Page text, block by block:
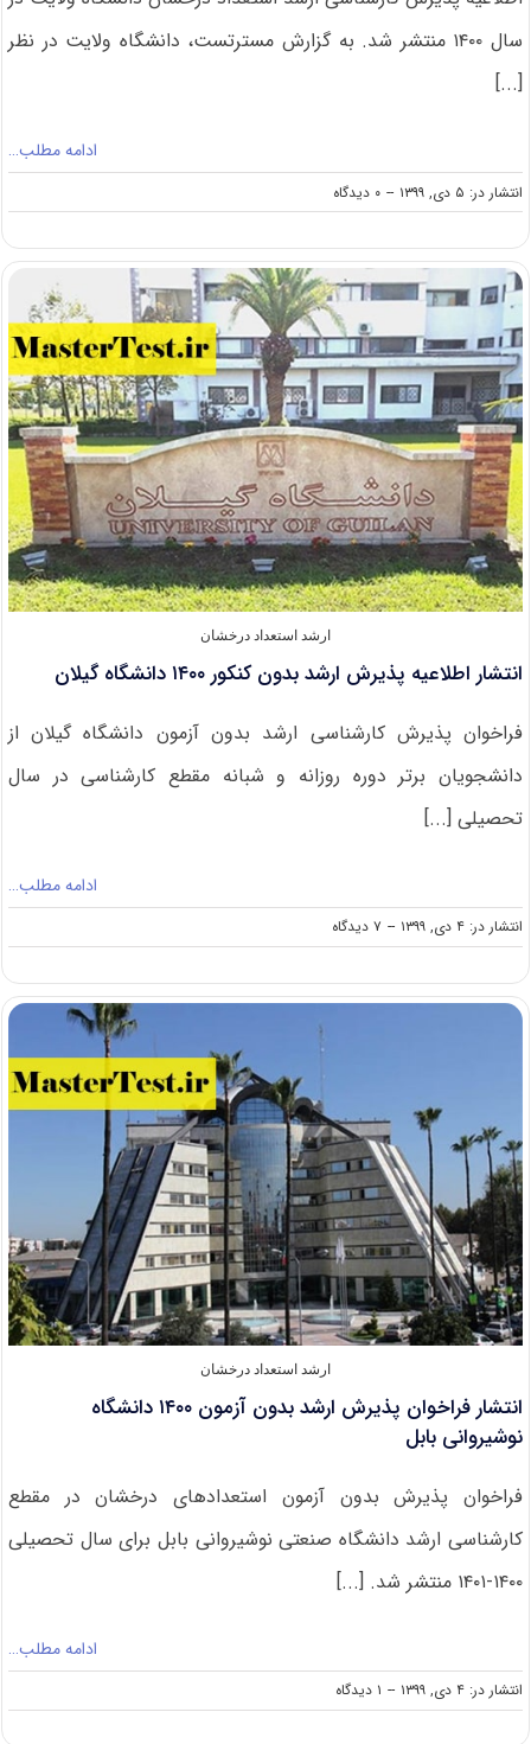
سال ۱۴۰۰ منتشر شد. به گزارش مسترتست، دانشگاه ولایت در نظر
[...]
ادامه مطلب…
انتشار در: ۵ دی, ۱۳۹۹ -- ۰ دیدگاه
on
پذیرش
ارشد
بدون
کنکور
دانشگاه
ولایت
در
سال
۱۴۰۰
ارشد استعداد درخشان
انتشار اطلاعیه پذیرش ارشد بدون کنکور ۱۴۰۰ دانشگاه گیلان
فراخوان پذیرش کارشناسی ارشد بدون آزمون دانشگاه گیلان از
دانشجویان برتر دوره روزانه و شبانه مقطع کارشناسی در سال
تحصیلی [...]
ادامه مطلب…
انتشار در: ۴ دی, ۱۳۹۹ -- ۷ دیدگاه
on
انتشار
پذیرش
بدون
دانشگاه
گیلان
ارشد استعداد درخشان
انتشار فراخوان پذیرش ارشد بدون آزمون ۱۴۰۰ دانشگاه
نوشیروانی بابل
فراخوان پذیرش بدون آزمون استعدادهای درخشان در مقطع
کارشناسی ارشد دانشگاه صنعتی نوشیروانی بابل برای سال تحصیلی
۱۴۰۰-۱۴۰۱ منتشر شد. [...]
ادامه مطلب…
انتشار در: ۴ دی, ۱۳۹۹ -- ۱ دیدگاه
on
انتشار